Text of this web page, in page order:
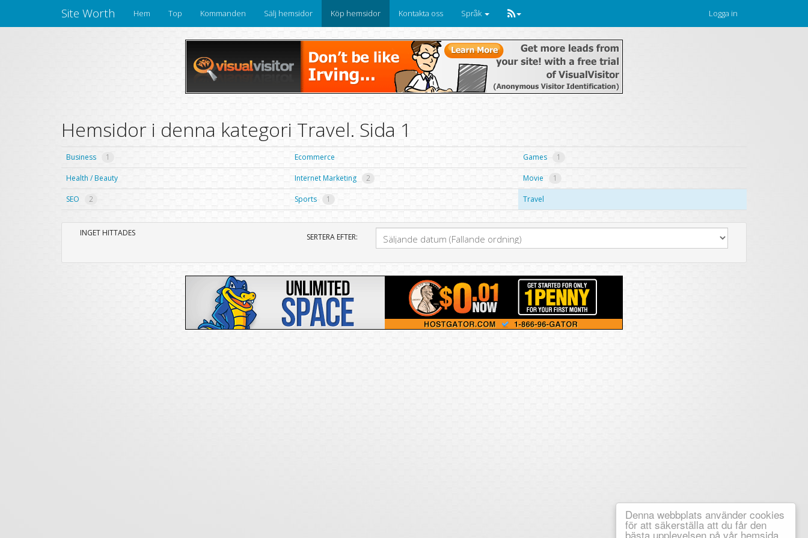
Denna webbplats använder cookies
för att säkerställa att du får den
bästa upplevelsen på vår hemsida.
Site Worth Hem Top Kommanden Sälj hemsidor Köp hemsidor Kontakta oss Språk Logga in
Hemsidor i denna kategori Travel. Sida 1
Business 1 Ecommerce Games 1
Health / Beauty Internet Marketing 2 Movie 1
SEO 2 Sports 1 Travel
INGET HITTADES SERTERA EFTER: